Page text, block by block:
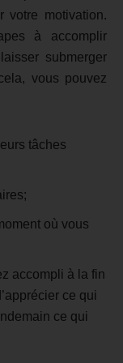
votre motivation.
à accomplir
submerger
vous pouvez
tâches
où vous
accompli à la fin
ce qui
ce qui